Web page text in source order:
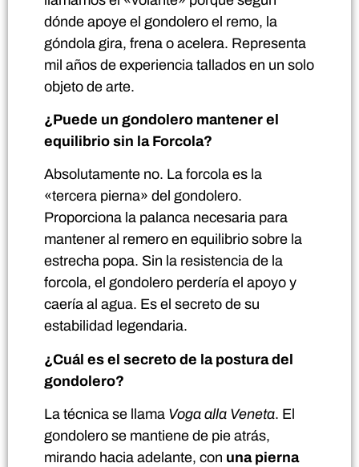
dónde apoye el gondolero el remo, la
góndola gira, frena o acelera. Representa
mil años de experiencia tallados en un solo
objeto de arte.
¿Puede un gondolero mantener el
equilibrio sin la Forcola?
Absolutamente no. La forcola es la
«tercera pierna» del gondolero.
Proporciona la palanca necesaria para
mantener al remero en equilibrio sobre la
estrecha popa. Sin la resistencia de la
forcola, el gondolero perdería el apoyo y
caería al agua. Es el secreto de su
estabilidad legendaria.
¿Cuál es el secreto de la postura del
gondolero?
La técnica se llama Voga alla Veneta. El
gondolero se mantiene de pie atrás,
mirando hacia adelante, con una pierna